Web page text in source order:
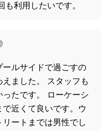
も利用したいです。
ールサイドで過ごすの
えました。 スタッフも
たです。 ローケーシ
で近くて良いです。ウ
リートまでは男性でし